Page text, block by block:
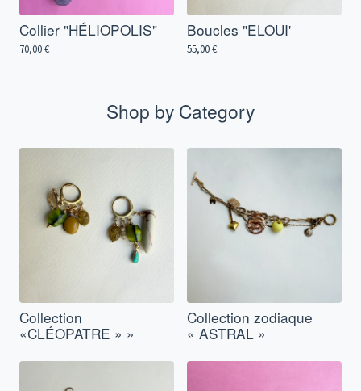
Collier "HÉLIOPOLIS"
70,00€
Boucles "ELOUI'
55,00€
Shop by Category
Collection
«CLÉOPATRE » »
Collection zodiaque
« ASTRAL »